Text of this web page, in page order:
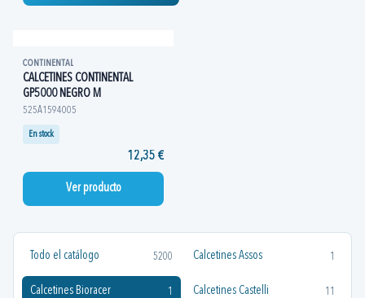
Todo el catálogo 5200 Calcetines Assos 1
Calcetines Bioracer 1 Calcetines Castelli 11
CONTINENTAL
CALCETINES CONTINENTAL
GP5000 NEGRO M
525A1594005
En stock
12,35 €
Ver producto